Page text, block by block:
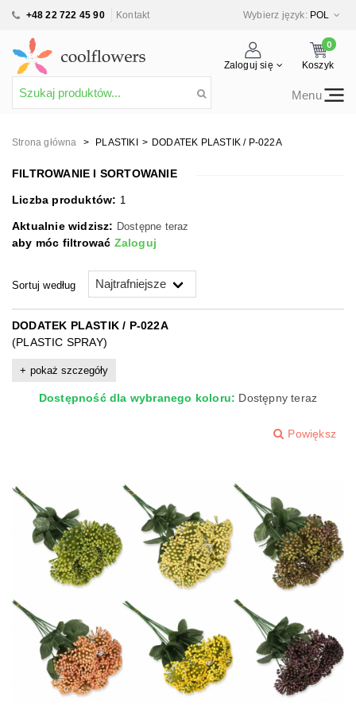
+48 22 722 45 90 Kontakt Wybierz język: POL
Zaloguj się
0
Koszyk
Menu
Strona główna > PLASTIKI > DODATEK PLASTIK / P-022A
FILTROWANIE I SORTOWANIE
Liczba produktów: 1
Aktualnie widzisz: Dostępne teraz
aby móc filtrować Zaloguj
Sortuj według
DODATEK PLASTIK / P-022A
(PLASTIC SPRAY)
pokaż szczegóły
Dostępność dla wybranego koloru: Dostępny teraz
Powiększ